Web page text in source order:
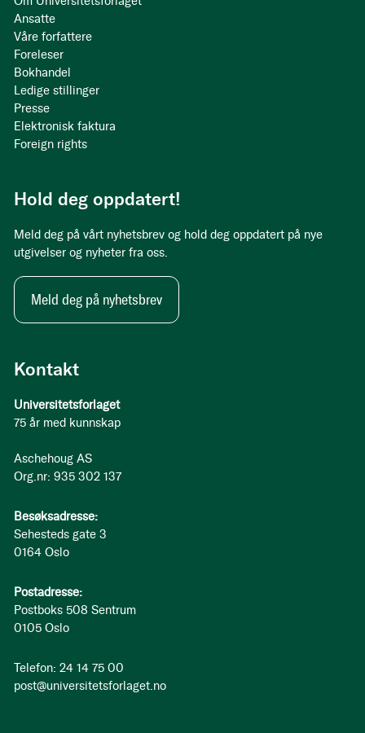
Kontakt
Universitetsforlaget
75 år med kunnskap
Aschehoug AS
Org.nr: 935 302 137
Besøksadresse:
Sehesteds gate 3
0164 Oslo
Postadresse:
Postboks 508 Sentrum
0105 Oslo
Telefon: 24 14 75 00
post@universitetsforlaget.no
Ansatte
Våre forfattere
Foreleser
Bokhandel
Ledige stillinger
Presse
Elektronisk faktura
Foreign rights
Hold deg oppdatert!
Meld deg på vårt nyhetsbrev og hold deg oppdatert på nye
utgivelser og nyheter fra oss.
Meld deg på nyhetsbrev